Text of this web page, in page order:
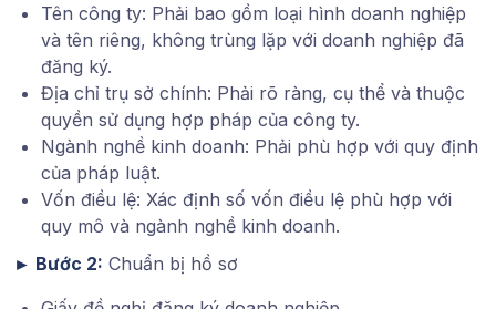
Tên công ty: Phải bao gồm loại hình doanh nghiệp
và tên riêng, không trùng lặp với doanh nghiệp đã
đăng ký.
Địa chỉ trụ sở chính: Phải rõ ràng, cụ thể và thuộc
quyền sử dụng hợp pháp của công ty.
Ngành nghề kinh doanh: Phải phù hợp với quy định
của pháp luật.
Vốn điều lệ: Xác định số vốn điều lệ phù hợp với
quy mô và ngành nghề kinh doanh.
► Bước 2: Chuẩn bị hồ sơ